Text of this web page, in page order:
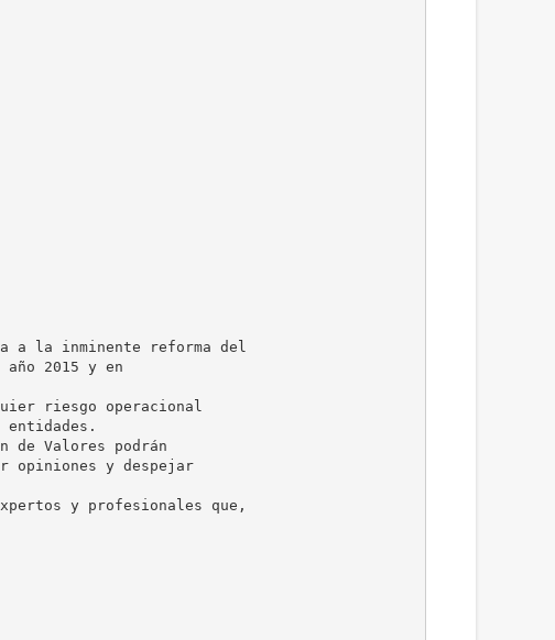
a la inminente reforma del
2015 y en
riesgo operacional
entidades.
de Valores podrán
opiniones y despejar
y profesionales que,